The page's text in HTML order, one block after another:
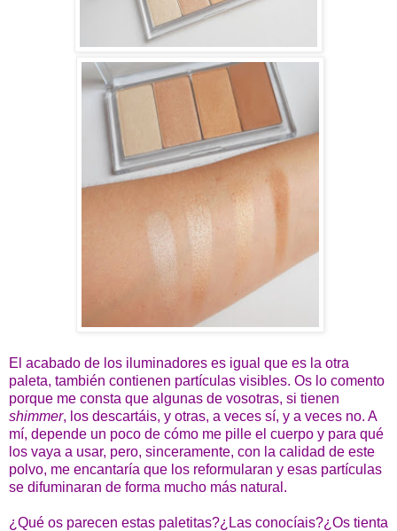
El acabado de los iluminadores es igual que es la otra
paleta, también contienen partículas visibles. Os lo comento
porque me consta que algunas de vosotras, si tienen
shimmer, los descartáis, y otras, a veces sí, y a veces no. A
mí, depende un poco de cómo me pille el cuerpo y para qué
los vaya a usar, pero, sinceramente, con la calidad de este
polvo, me encantaría que los reformularan y esas partículas
se difuminaran de forma mucho más natural.
¿Qué os parecen estas paletitas?¿Las conocíais?¿Os tienta